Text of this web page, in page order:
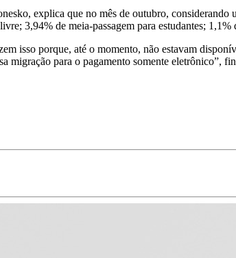
explica que no mês de outubro,
3,94% de meia-passagem para estudantes;
isso porque, até o momento, não estavam
migração para o pagamento somente eletrônico”,